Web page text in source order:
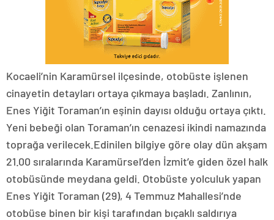
Kocaeli’nin Karamürsel ilçesinde, otobüste işlenen
cinayetin detayları ortaya çıkmaya başladı. Zanlının,
Enes Yiğit Toraman’ın eşinin dayısı olduğu ortaya çıktı.
Yeni bebeği olan Toraman’ın cenazesi ikindi namazında
toprağa verilecek.Edinilen bilgiye göre olay dün akşam
21.00 sıralarında Karamürsel’den İzmit’e giden özel halk
otobüsünde meydana geldi. Otobüste yolculuk yapan
Enes Yiğit Toraman (29), 4 Temmuz Mahallesi’nde
otobüse binen bir kişi tarafından bıçaklı saldırıya